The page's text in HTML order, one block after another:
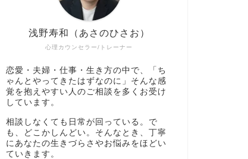
心理カウンセラー/トレーナー
浅野寿和（あさのひさお）
恋愛・夫婦・仕事・生き方の中で、「ち
ゃんとやってきたはずなのに」そんな感
覚を抱えやすい人のご相談を多くお受け
しています。
相談しなくても日常が回っている。で
も、どこかしんどい。そんなとき、丁寧
にあなたの生きづらさやお悩みをほどい
ていきます。